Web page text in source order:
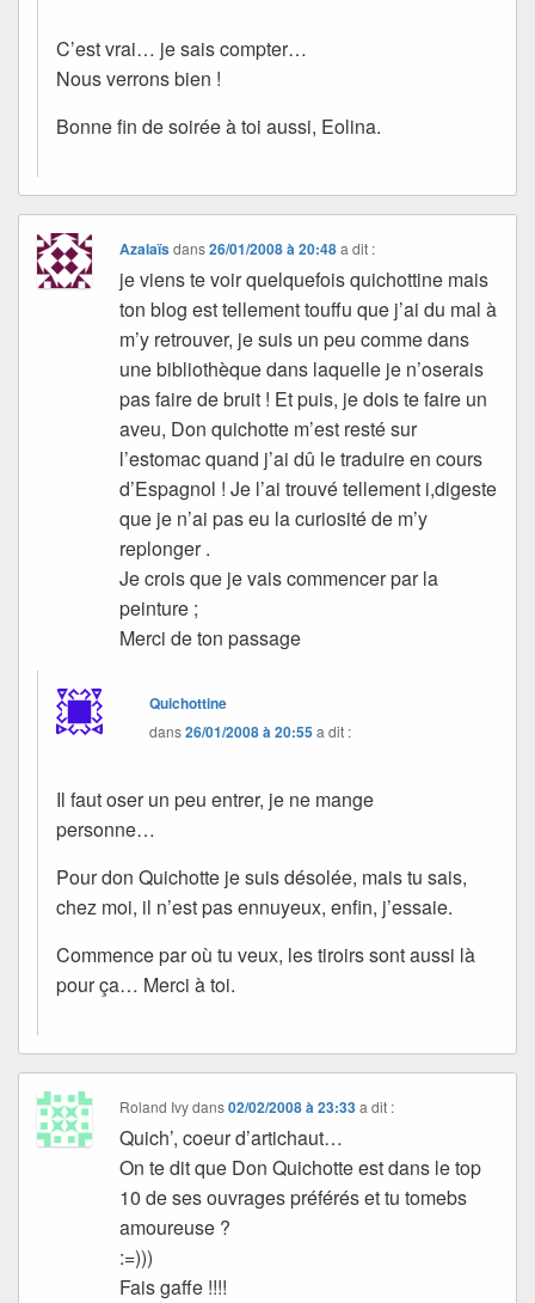
C’est vrai… je sais compter…
Nous verrons bien !
Bonne fin de soirée à toi aussi, Eolina.
Azalaïsdans26/01/2008 à 20:48 a dit :
je viens te voir quelquefois quichottine mais
ton blog est tellement touffu que j’ai du mal à
m’y retrouver, je suis un peu comme dans
une bibliothèque dans laquelle je n’oserais
pas faire de bruit ! Et puis, je dois te faire un
aveu, Don quichotte m’est resté sur
l’estomac quand j’ai dû le traduire en cours
d’Espagnol ! Je l’ai trouvé tellement i,digeste
que je n’ai pas eu la curiosité de m’y
replonger .
Je crois que je vais commencer par la
peinture ;
Merci de ton passage
Quichottine
dans26/01/2008 à 20:55a dit :
Il faut oser un peu entrer, je ne mange
personne…
Pour don Quichotte je suis désolée, mais tu sais,
chez moi, il n’est pas ennuyeux, enfin, j’essaie.
Commence par où tu veux, les tiroirs sont aussi là
pour ça… Merci à toi.
Roland Ivydans02/02/2008 à 23:33 a dit :
Quich’, coeur d’artichaut…
On te dit que Don Quichotte est dans le top
10 de ses ouvrages préférés et tu tomebs
amoureuse ?
:=)))
Fais gaffe !!!!